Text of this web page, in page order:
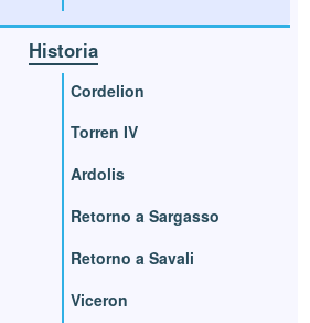
Historia
Cordelion
Torren IV
Ardolis
Retorno a Sargasso
Retorno a Savali
Viceron